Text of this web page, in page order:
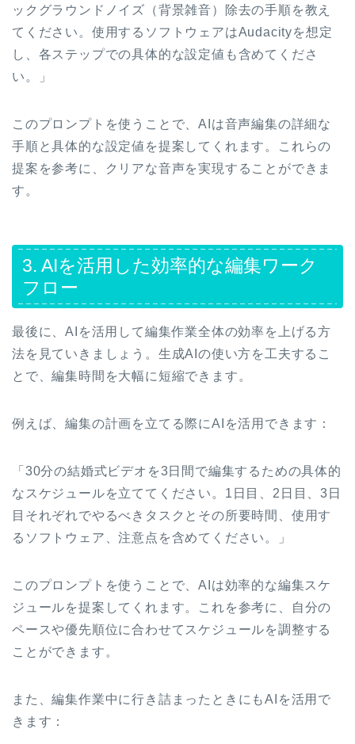
ックグラウンドノイズ（背景雑音）除去の手順を教え
てください。使用するソフトウェアはAudacityを想定
し、各ステップでの具体的な設定値も含めてくださ
い。」
このプロンプトを使うことで、AIは音声編集の詳細な
手順と具体的な設定値を提案してくれます。これらの
提案を参考に、クリアな音声を実現することができま
す。
3. AIを活用した効率的な編集ワーク
フロー
最後に、AIを活用して編集作業全体の効率を上げる方
法を見ていきましょう。生成AIの使い方を工夫するこ
とで、編集時間を大幅に短縮できます。
例えば、編集の計画を立てる際にAIを活用できます：
「30分の結婚式ビデオを3日間で編集するための具体的
なスケジュールを立ててください。1日目、2日目、3日
目それぞれでやるべきタスクとその所要時間、使用す
るソフトウェア、注意点を含めてください。」
このプロンプトを使うことで、AIは効率的な編集スケ
ジュールを提案してくれます。これを参考に、自分の
ペースや優先順位に合わせてスケジュールを調整する
ことができます。
また、編集作業中に行き詰まったときにもAIを活用で
きます：